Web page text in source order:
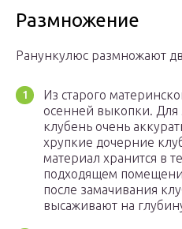
Размножение
Ранункулюс размножают
Из старого
осенней выкопки. Для
клубень очень
хрупкие дочерние
материал хранится в
подходящем
после замачивания
высаживают на